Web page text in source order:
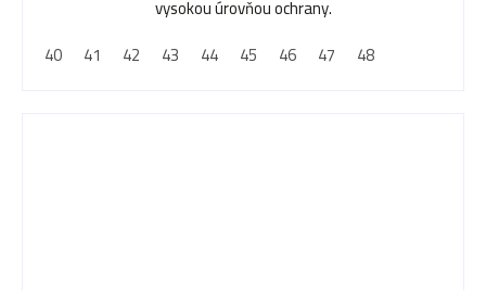
vysokou úrovňou ochrany.
40
41 42 43 44 45 46 47 48